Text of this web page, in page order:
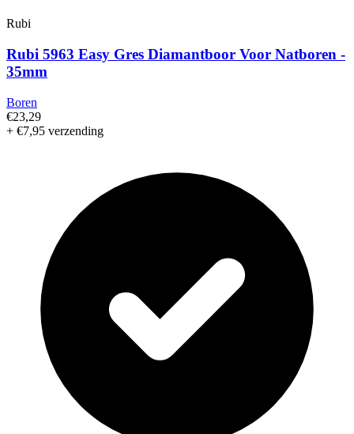
Rubi
Rubi 5963 Easy Gres Diamantboor Voor Natboren -
35mm
Boren
€23,29
+ €7,95 verzending